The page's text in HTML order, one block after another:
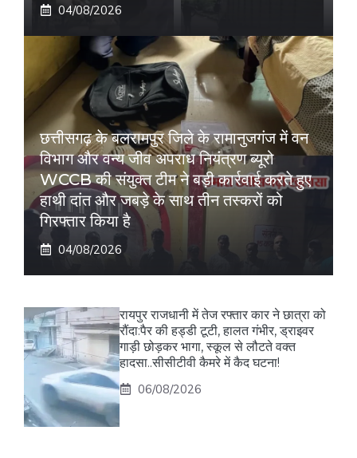
04/08/2026
छत्तीसगढ़ के बलरामपुर जिले के रामानुजगंज में वन
विभाग और वन्य जीव अपराध नियंत्रण ब्यूरो
WCCB की संयुक्त टीम ने बड़ी कार्रवाई करते हुए
हाथी दांत और जबड़े के साथ तीन तस्करों को
गिरफ्तार किया है
04/08/2026
रायपुर राजधानी में तेज रफ्तार कार ने छात्रा को
रौंदा:पैर की हड्डी टूटी, हालत गंभीर, ड्राइवर
गाड़ी छोड़कर भागा, स्कूल से लौटते वक्त
हादसा..सीसीटीवी कैमरे में कैद घटना!
06/08/2026